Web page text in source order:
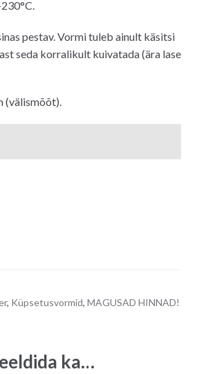
pestav. Vormi tuleb ainult käsitsi
seda korralikult kuivatada (ära lase
(välismõõt).
, Küpsetusvormid, MAGUSAD HINNAD!
ka…